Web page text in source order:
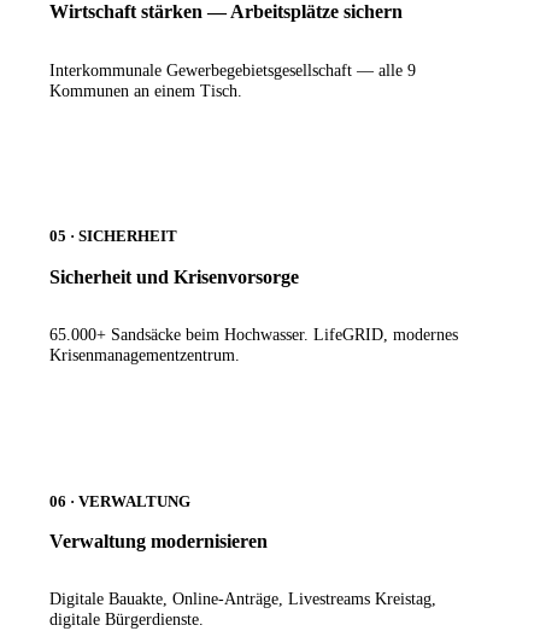
Wirtschaft stärken — Arbeitsplätze sichern
Interkommunale Gewerbegebietsgesellschaft — alle 9
Kommunen an einem Tisch.
05 · SICHERHEIT
Sicherheit und Krisenvorsorge
65.000+ Sandsäcke beim Hochwasser. LifeGRID, modernes
Krisenmanagementzentrum.
06 · VERWALTUNG
Verwaltung modernisieren
Digitale Bauakte, Online-Anträge, Livestreams Kreistag,
digitale Bürgerdienste.